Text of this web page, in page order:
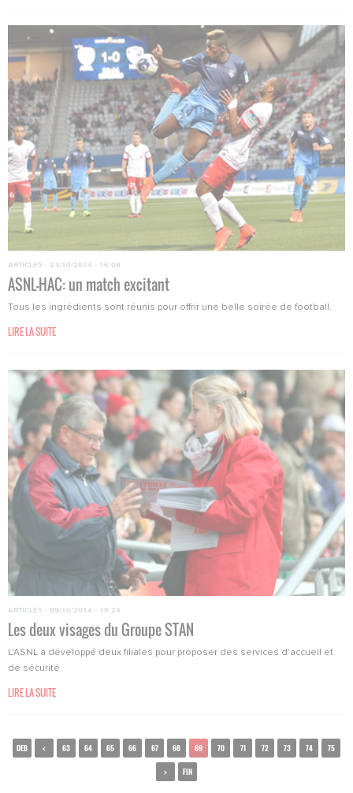
ARTICLES · 23/10/2014 - 16:08
ASNL-HAC: un match excitant
Tous les ingrédients sont réunis pour offrir une belle soirée de football.
LIRE LA SUITE
ARTICLES · 09/10/2014 - 19:24
Les deux visages du Groupe STAN
L'ASNL a développé deux filiales pour proposer des services d'accueil et
de sécurité.
LIRE LA SUITE
DEB < 63 64 65 66 67 68 69 70 71 72 73 74 75
> FIN